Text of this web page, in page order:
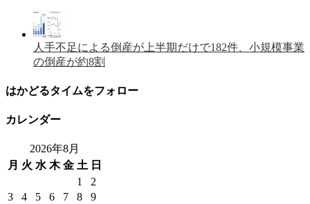
人手不足による倒産が上半期だけで182件、小規模事業
の倒産が約8割
はかどるタイムをフォロー
カレンダー
2026年8月
月 火 水 木 金 土 日
1
2
3
4 5 6 7 8
9